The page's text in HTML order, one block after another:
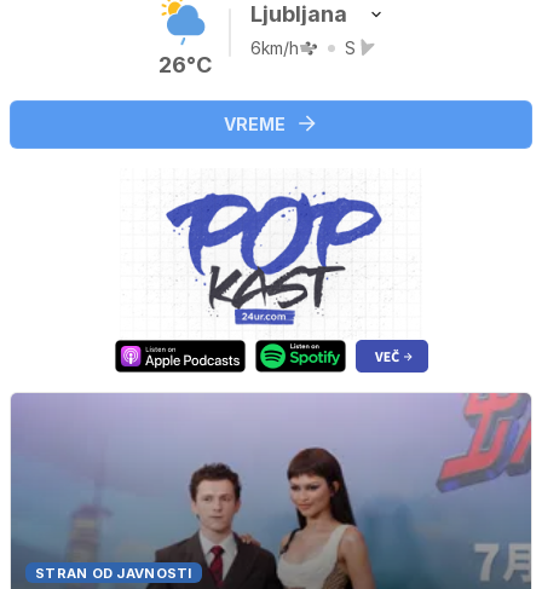
26°C
Ljubljana
6km/h S
VREME
STRAN OD JAVNOSTI